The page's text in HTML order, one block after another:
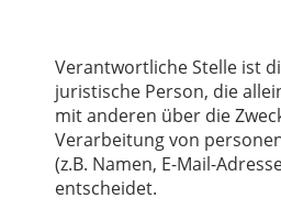
Verantwortliche Stelle ist
juristische Person, die
mit anderen über die
Verarbeitung von
(z.B. Namen, E-Mail-
entscheidet.